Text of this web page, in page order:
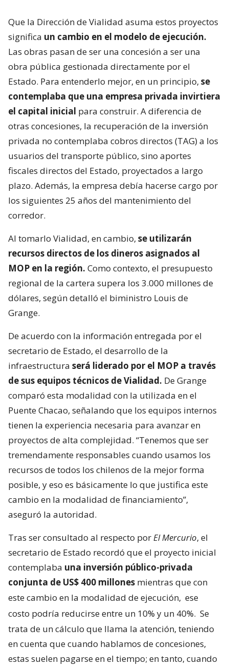
Que la Dirección de Vialidad asuma estos proyectos
significa un cambio en el modelo de ejecución.
Las obras pasan de ser una concesión a ser una
obra pública gestionada directamente por el
Estado. Para entenderlo mejor, en un principio, se
contemplaba que una empresa privada invirtiera
el capital inicial para construir. A diferencia de
otras concesiones, la recuperación de la inversión
privada no contemplaba cobros directos (TAG) a los
usuarios del transporte público, sino aportes
fiscales directos del Estado, proyectados a largo
plazo. Además, la empresa debía hacerse cargo por
los siguientes 25 años del mantenimiento del
corredor.
Al tomarlo Vialidad, en cambio, se utilizarán
recursos directos de los dineros asignados al
MOP en la región. Como contexto, el presupuesto
regional de la cartera supera los 3.000 millones de
dólares, según detalló el biministro Louis de
Grange.
De acuerdo con la información entregada por el
secretario de Estado, el desarrollo de la
infraestructura será liderado por el MOP a través
de sus equipos técnicos de Vialidad. De Grange
comparó esta modalidad con la utilizada en el
Puente Chacao, señalando que los equipos internos
tienen la experiencia necesaria para avanzar en
proyectos de alta complejidad. “Tenemos que ser
tremendamente responsables cuando usamos los
recursos de todos los chilenos de la mejor forma
posible, y eso es básicamente lo que justifica este
cambio en la modalidad de financiamiento”,
aseguró la autoridad.
Tras ser consultado al respecto porEl Mercurio, el
secretario de Estado recordó que el proyecto inicial
contemplaba una inversión público-privada
conjunta de US$ 400 millones mientras que con
este cambio en la modalidad de ejecución, ese
costo podría reducirse entre un 10% y un 40%. Se
trata de un cálculo que llama la atención, teniendo
en cuenta que cuando hablamos de concesiones,
estas suelen pagarse en el tiempo; en tanto, cuando